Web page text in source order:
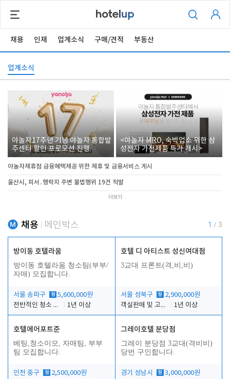
채용 인재 업계소식 구매/견적 부동산
업계소식
야놀자17주년 기념 야놀자 통합발
주센터 할인 프로모션 진행
<야놀자 MRO, 숙박업소 위한 삼
성전자 가전제품 특가 개시>
야놀자제휴점 금융혜택제공 위한 제휴 및 금융서비스 게시
울산시, 피서․행락지 주변 불법행위 19건 적발
더보기
채용 메인박스 1 / 3
방이동 호텔라움
방이동 호텔라움 청소팀(부부/
자매) 모집합니다.
서울 송파구 월 5,600,000원
전반적인 청소 업무(객실청소.객실정리)
1년 이상
호텔 디 아티스트 성신여대점
3교대 프론트(격,비,비)
서울 성북구 월 2,900,000원
객실판매 및 고객응대
1년 이상
호텔에어포트준
베팅,청소이모, 자매팀, 부부
팀 모집합니다.
인천 중구 월 2,500,000원
그레이호텔 분당점
그레이 분당점 3교대(격비비)
당번 구인합니다.
경기 성남시 월 3,000,000원